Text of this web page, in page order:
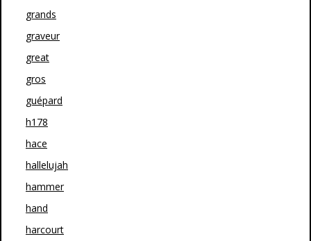
grands
graveur
great
gros
guépard
h178
hace
hallelujah
hammer
hand
harcourt